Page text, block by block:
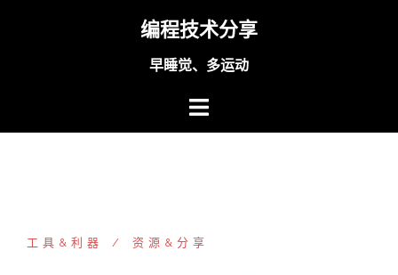
编程技术分享
早睡觉、多运动
工具&利器 资源&分享